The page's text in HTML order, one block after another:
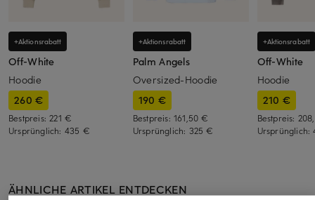
+Aktionsrabatt
Off-White
Hoodie
260 €
Bestpreis:221 €
Ursprünglich: 435 €
+Aktionsrabatt
Palm Angels
Oversized-Hoodie
190 €
Bestpreis: 161,50 €
Ursprünglich: 325 €
+Aktionsrabatt
Off-White
Hoodie
210 €
Bestpreis:
Ursprünglich:
ÄHNLICHE ARTIKEL ENTDECKEN